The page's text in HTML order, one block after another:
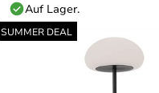
Auf Lager.
SUMMER DEAL